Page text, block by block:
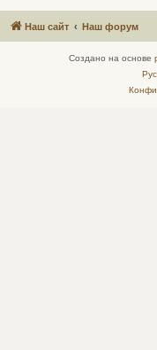
Наш сайт Наш форум
Создано на основе